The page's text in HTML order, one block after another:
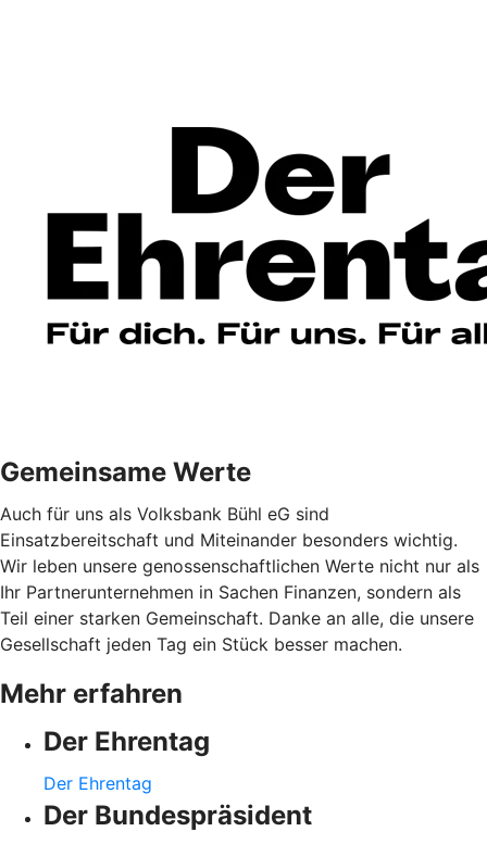
Gemeinsame Werte
Auch für uns als Volksbank Bühl eG sind
Einsatzbereitschaft und Miteinander besonders wichtig.
Wir leben unsere genossenschaftlichen Werte nicht nur als
Ihr Partnerunternehmen in Sachen Finanzen, sondern als
Teil einer starken Gemeinschaft. Danke an alle, die unsere
Gesellschaft jeden Tag ein Stück besser machen.
Mehr erfahren
Der Ehrentag
Der Ehrentag
Der Bundespräsident